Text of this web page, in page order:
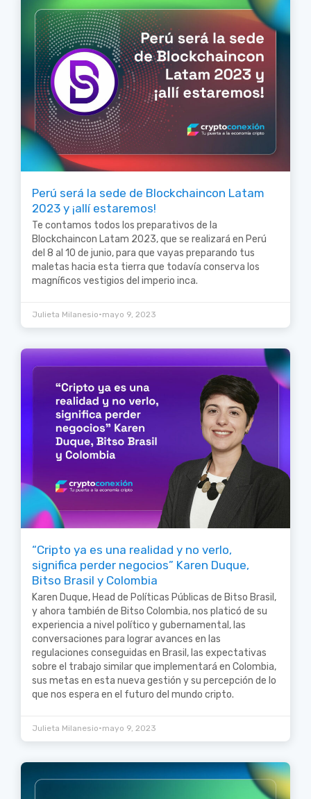
Perú será la sede de Blockchaincon Latam
2023 y ¡allí estaremos!
Te contamos todos los preparativos de la
Blockchaincon Latam 2023, que se realizará en Perú
del 8 al 10 de junio, para que vayas preparando tus
maletas hacia esta tierra que todavía conserva los
magníficos vestigios del imperio inca.
Julieta Milanesio•mayo 9, 2023
“Cripto ya es una realidad y no verlo,
significa perder negocios” Karen Duque,
Bitso Brasil y Colombia
Karen Duque, Head de Políticas Públicas de Bitso Brasil,
y ahora también de Bitso Colombia, nos platicó de su
experiencia a nivel político y gubernamental, las
conversaciones para lograr avances en las
regulaciones conseguidas en Brasil, las expectativas
sobre el trabajo similar que implementará en Colombia,
sus metas en esta nueva gestión y su percepción de lo
que nos espera en el futuro del mundo cripto.
Julieta Milanesio•mayo 9, 2023